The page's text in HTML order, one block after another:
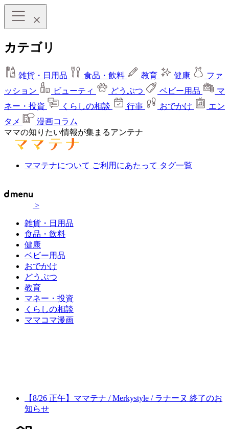
カテゴリ
雑貨・日用品 食品・飲料 教育 健康
ファ
ッション
ビューティ どうぶつ ベビー用品
マ
ネー・投資
くらしの相談 行事 おでかけ
エン
タメ
漫画コラム
ママの知りたい情報が集まるアンテナ
ママテナについて ご利用にあたって タグ一覧
>
雑貨・日用品
食品・飲料
健康
ベビー用品
おでかけ
どうぶつ
教育
マネー・投資
くらしの相談
ママコマ漫画
【8/26 正午】ママテナ / Merkystyle / ラナーヌ 終了のお
知らせ